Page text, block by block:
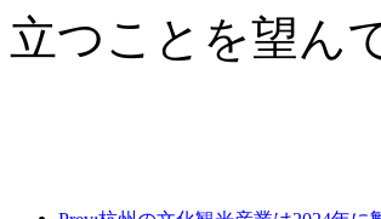
立つことを望ん